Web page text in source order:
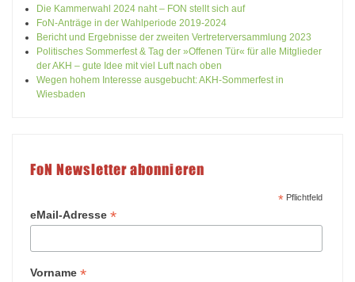
Die Kammerwahl 2024 naht – FON stellt sich auf
FoN-Anträge in der Wahlperiode 2019-2024
Bericht und Ergebnisse der zweiten Vertreterversammlung 2023
Politisches Sommerfest & Tag der »Offenen Tür« für alle Mitglieder
der AKH – gute Idee mit viel Luft nach oben
Wegen hohem Interesse ausgebucht: AKH-Sommerfest in
Wiesbaden
FoN Newsletter abonnieren
*Pflichtfeld
eMail-Adresse *
Vorname *